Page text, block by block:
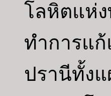
โลหิตแห่
ทำการแ
ปรานีทั้ง